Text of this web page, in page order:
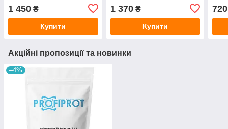
1 450 ₴
Купити
1 370₴
Купити
720
Акційні пропозиції та новинки
–4%